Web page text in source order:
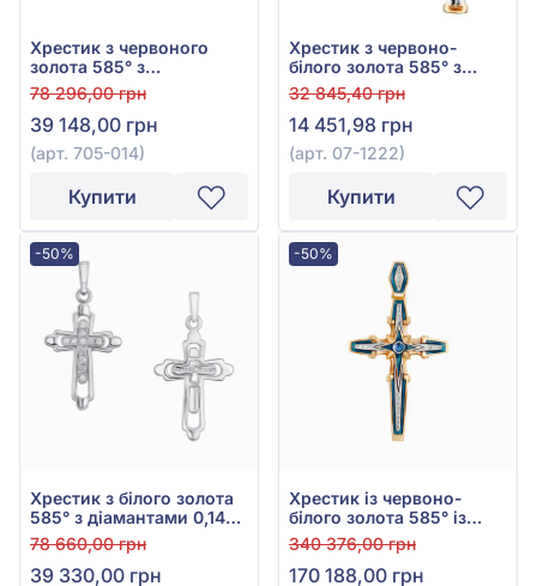
Хрестик з червоного
золота 585° з
діамантами 0,16ct, арт.
705-014
78 296,00 грн
39 148,00 грн
(арт. 705-014)
Купити
Хрестик з червоно-
білого золота 585° з
фіанітом/куб.цирконієм,
арт. 07-1222
32 845,40 грн
14 451,98 грн
(арт. 07-1222)
Купити
-50%
Хрестик з білого золота
585° з діамантами 0,14ct,
арт. 705-014
78 660,00 грн
39 330,00 грн
-50%
Хрестик із червоно-
білого золота 585° із
зеленою емаллю, синім
сапфіром 0,12ct та
діамантами 0,08ct, арт.
340 376,00 грн
170 188,00 грн